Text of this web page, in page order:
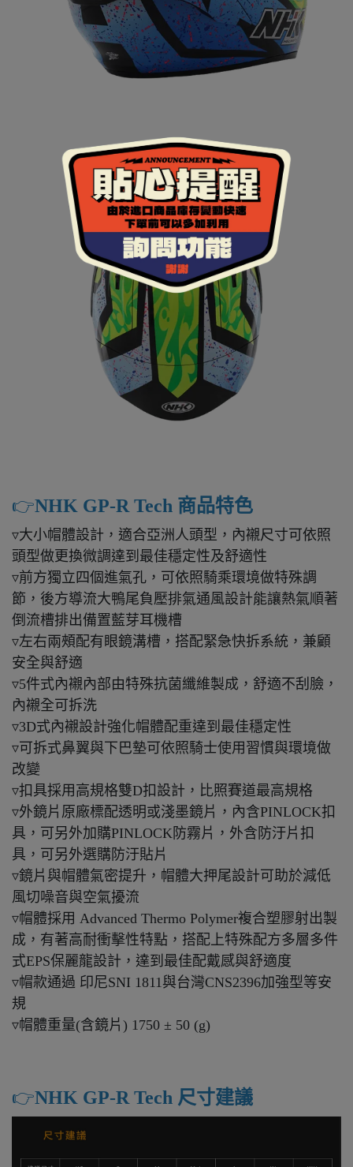
👉️NHK GP-R Tech 商品特色
▿大小帽體設計，適合亞洲人頭型，內襯尺寸可依照
頭型做更換微調達到最佳穩定性及舒適性
▿前方獨立四個進氣孔，可依照騎乘環境做特殊調
節，後方導流大鴨尾負壓排氣通風設計能讓熱氣順著
倒流槽排出備置藍芽耳機槽
▿左右兩頰配有眼鏡溝槽，搭配緊急快拆系統，兼顧
安全與舒適
▿5件式內襯內部由特殊抗菌纖維製成，舒適不刮臉，
內襯全可拆洗
▿3D式內襯設計強化帽體配重達到最佳穩定性
▿可拆式鼻翼與下巴墊可依照騎士使用習慣與環境做
改變
▿扣具採用高規格雙D扣設計，比照賽道最高規格
▿外鏡片原廠標配透明或淺墨鏡片，內含PINLOCK扣
具，可另外加購PINLOCK防霧片，外含防汙片扣
具，可另外選購防汙貼片
▿鏡片與帽體氣密提升，帽體大押尾設計可助於減低
風切噪音與空氣擾流
▿帽體採用 Advanced Thermo Polymer複合塑膠射出製
成，有著高耐衝擊性特點，搭配上特殊配方多層多件
式EPS保麗龍設計，達到最佳配戴感與舒適度
▿帽款通過 印尼SNI 1811與台灣CNS2396加強型等安
規
▿帽體重量(含鏡片) 1750 ± 50 (g)
👉️NHK GP-R Tech 尺寸建議